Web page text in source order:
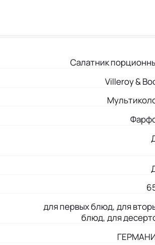
Салатник
Villeroy &
для первых блюд, для
блюд, для